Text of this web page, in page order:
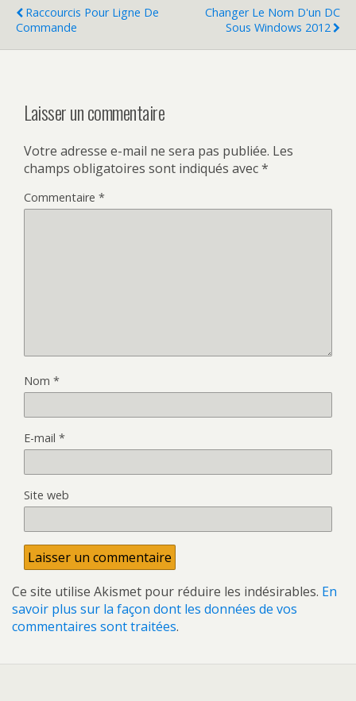
Raccourcis Pour Ligne De
Commande
Changer Le Nom D'un DC
Sous Windows 2012
Laisser un commentaire
Votre adresse e-mail ne sera pas publiée. Les
champs obligatoires sont indiqués avec*
Commentaire *
Nom *
E-mail *
Site web
Ce site utilise Akismet pour réduire les indésirables. En
savoir plus sur la façon dont les données de vos
commentaires sont traitées.